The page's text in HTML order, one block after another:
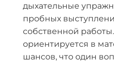
дыхательные
пробных
собственной
ориентируется в
шансов, что один